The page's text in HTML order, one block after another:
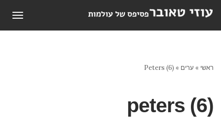
ראשי » ערים »
Peters (6)
peters (6)